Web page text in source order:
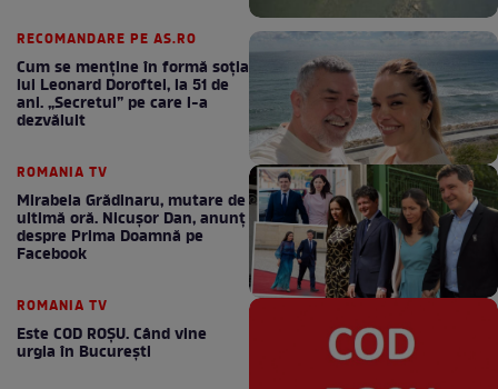
RECOMANDARE PE AS.RO
Cum se menţine în formă soţia
lui Leonard Doroftei, la 51 de
ani. „Secretul” pe care l-a
dezvăluit
ROMANIA TV
Mirabela Grădinaru, mutare de
ultimă oră. Nicuşor Dan, anunţ
despre Prima Doamnă pe
Facebook
ROMANIA TV
Este COD ROŞU. Când vine
urgia în Bucureşti